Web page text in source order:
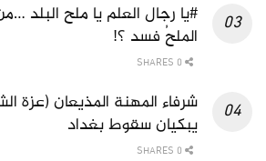
#يا رجال العلم يا ملح البلد
الملحُ فسد ؟!
شرفاء المهنة المذيعان (عزة
يبكيان سقوط بغداد